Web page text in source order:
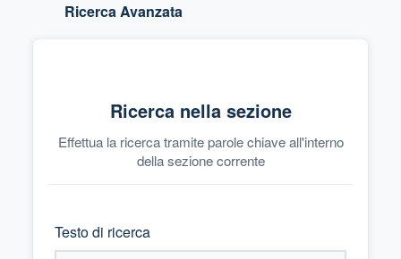
Ricerca Avanzata
Ricerca nella sezione
Effettua la ricerca tramite parole chiave all'interno
della sezione corrente
Testo di ricerca